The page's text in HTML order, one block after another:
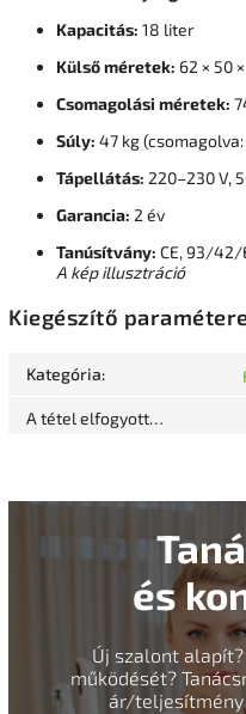
Kapacitás: 18 liter
Külső méretek: 62 × 50
Csomagolási méretek:
Súly: 47 kg
Tápellátás: 220–230 V,
Garancia: 2 év
Tanúsítvány: CE, 93/42/
A kép illusztráció
Kiegészítő
Kategória:
A tétel elfogyott…
és
Új szalont
működését?
ár/teljesítmény